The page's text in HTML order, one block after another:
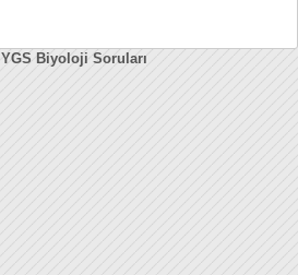
YGS Biyoloji Soruları